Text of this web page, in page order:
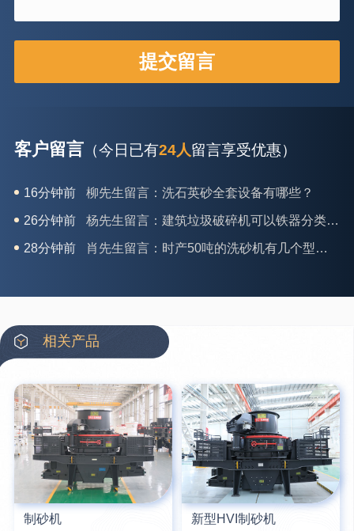
客户留言（今日已有24人留言享受优惠）
26分钟前 杨先生留言：建筑垃圾破碎机可以铁器分类吗？
28分钟前 肖先生留言：时产50吨的洗砂机有几个型号？
31分钟前 马女士留言：我想咨询一条生产线，你们能做吗？
42分钟前 蒋先生留言：硬岩颚式破碎机带不带电机？
6分钟前 姚女士留言：这款破碎机一小时产能多大？是用电的还是燃油的？
12分钟前 宋先生留言：50吨左右的制砂机大概什么价位？
相关产品
制砂机 新型HVI制砂机